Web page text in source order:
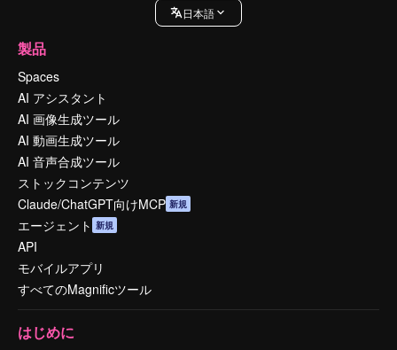
日本語
製品
Spaces
AI アシスタント
AI 画像生成ツール
AI 動画生成ツール
AI 音声合成ツール
ストックコンテンツ
Claude/ChatGPT向けMCP 新規
エージェント 新規
API
モバイルアプリ
すべてのMagnificツール
はじめに